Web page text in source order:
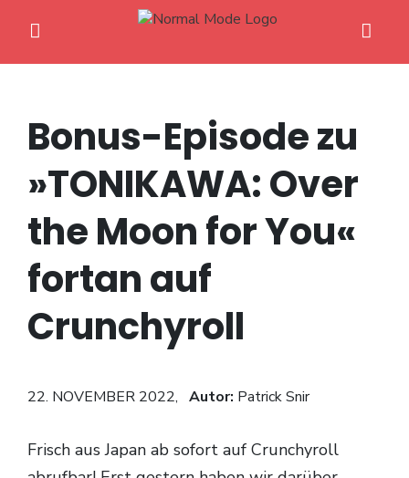
Home
Anime News
Spiele News
Reviews
Gaming-Eventkalender
TV-Programm
Bonus-Episode zu
»TONIKAWA: Over
the Moon for You«
fortan auf
Crunchyroll
22. NOVEMBER 2022, Autor: Patrick Snir
Frisch aus Japan ab sofort auf Crunchyroll